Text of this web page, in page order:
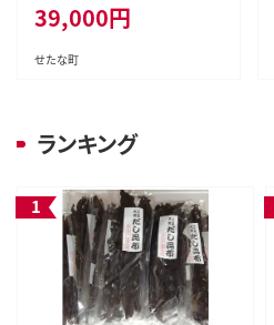
町 ふるさと納税
39,000円
せたな町
ランキング